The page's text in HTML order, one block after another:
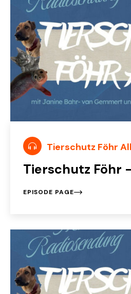
Tierschutz Föhr
Tierschutz Föhr
EPISODE PAGE